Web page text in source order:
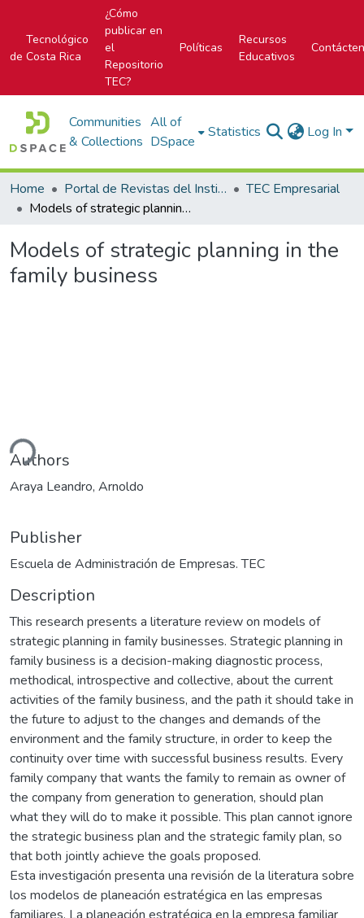
Tecnológico
de Costa Rica
¿Cómo
publicar en
el
Repositorio
TEC?
Políticas
Recursos
Educativos
Communities
& Collections
All of
DSpace
Statistics Log In
Home Portal de Revistas del Instituto Tecnológico de Costa Rica
TEC Empresarial
Models of strategic planning in the family business
Models of strategic planning in the
family business
Authors
Araya Leandro, Arnoldo
Publisher
Escuela de Administración de Empresas. TEC
Description
This research presents a literature review on models of
strategic planning in family businesses. Strategic planning in
family business is a decision-making diagnostic process,
methodical, introspective and collective, about the current
activities of the family business, and the path it should take in
the future to adjust to the changes and demands of the
environment and the family structure, in order to keep the
continuity over time with successful business results. Every
family company that wants the family to remain as owner of
the company from generation to generation, should plan
what they will do to make it possible. This plan cannot ignore
the strategic business plan and the strategic family plan, so
that both jointly achieve the goals proposed.
Esta investigación presenta una revisión de la literatura sobre
los modelos de planeación estratégica en las empresas